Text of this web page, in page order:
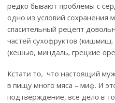
редко бывают проблемы с
одно из условий сохранения
спасительный рецепт
частей сухофруктов (кишмиш,
(кешью, миндаль, грецкие
Кстати то, что настоящий
в пищу много мяса – миф. И
подтверждение, все дело в